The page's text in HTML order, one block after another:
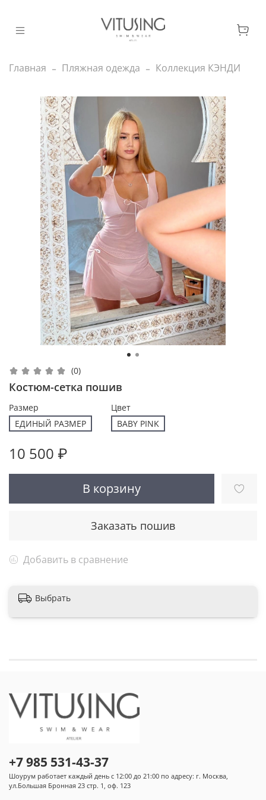
Главная Пляжная одежда Коллекция КЭНДИ
(0)
Костюм-сетка пошив
Размер
ЕДИНЫЙ РАЗМЕР
Цвет
BABY PINK
10 500 ₽
В корзину
Заказать пошив
Добавить в сравнение
Выбрать
+7 985 531-43-37
Шоурум работает каждый день с 12:00 до 21:00 по адресу: г. Москва,
ул.Большая Бронная 23 стр. 1, оф. 123